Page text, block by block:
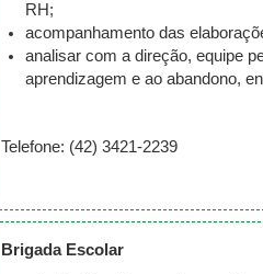
RH;
acompanhamento das
analisar com a direção, equipe
aprendizagem e ao abandono,
Telefone: (42) 3421-2239
Brigada Escolar